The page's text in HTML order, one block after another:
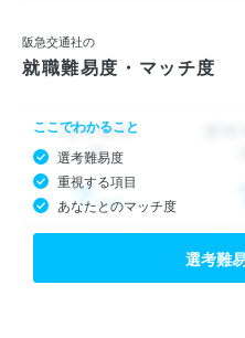
阪急交通社の
就職難易度・マッチ度
ここでわかること
選考難易度
重視する項目
あなたとのマッチ度
選考難